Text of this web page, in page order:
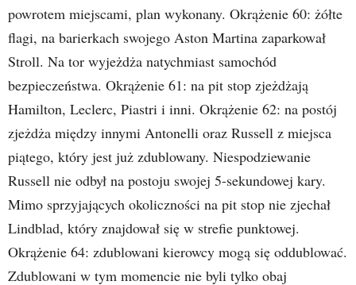
powrotem miejscami, plan wykonany. Okrążenie 60: żółte
flagi, na barierkach swojego Aston Martina zaparkował
Stroll. Na tor wyjeżdża natychmiast samochód
bezpieczeństwa. Okrążenie 61: na pit stop zjeżdżają
Hamilton, Leclerc, Piastri i inni. Okrążenie 62: na postój
zjeżdża między innymi Antonelli oraz Russell z miejsca
piątego, który jest już zdublowany. Niespodziewanie
Russell nie odbył na postoju swojej 5-sekundowej kary.
Mimo sprzyjających okoliczności na pit stop nie zjechał
Lindblad, który znajdował się w strefie punktowej.
Okrążenie 64: zdublowani kierowcy mogą się oddublować.
Zdublowani w tym momencie nie byli tylko obaj